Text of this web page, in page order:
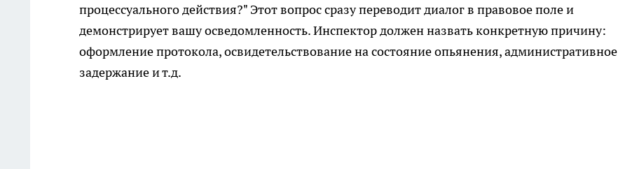
процессуального действия?" Этот вопрос сразу переводит диалог в правовое поле и
демонстрирует вашу осведомленность. Инспектор должен назвать конкретную причину:
оформление протокола, освидетельствование на состояние опьянения, административное
задержание и т.д.